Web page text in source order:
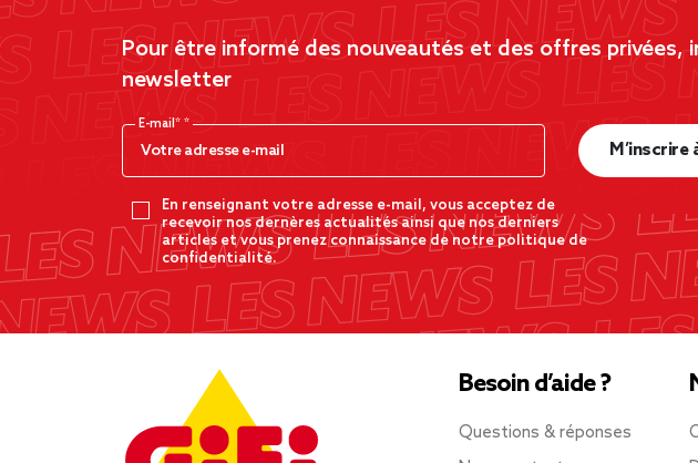
Pour être informé des nouveautés et des offres privées,
newsletter
E-mail*
En renseignant votre adresse e-mail, vous acceptez de
recevoir nos dernères actualités ainsi que nos derniers
articles et vous prenez connaissance de notre politique de
confidentialité.
M’inscrire
Besoin d’aide ?
Questions & réponses